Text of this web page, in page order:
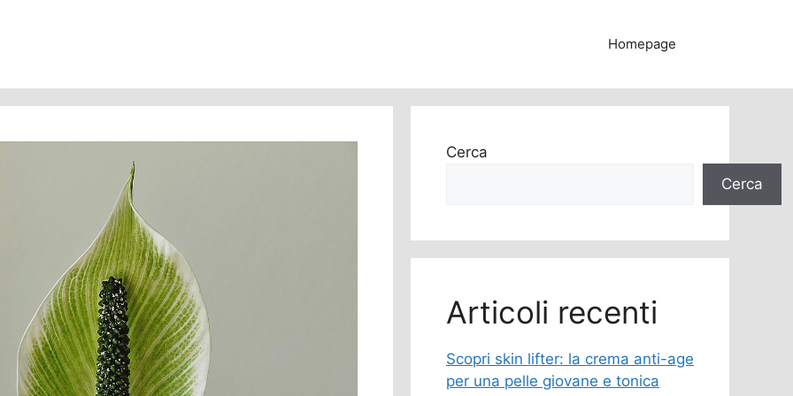
Homepage
Cerca
Cerca
Articoli recenti
Scopri skin lifter: la crema anti-age
per una pelle giovane e tonica